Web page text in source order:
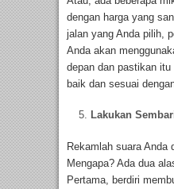
dengan harga yang
jalan yang Anda pilih,
Anda akan
depan dan pastikan
baik dan sesuai
Lakukan
Rekamlah suara Anda
Mengapa? Ada dua
Pertama, berdiri